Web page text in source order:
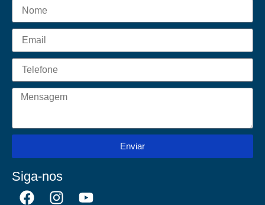
Enviar
Siga-nos